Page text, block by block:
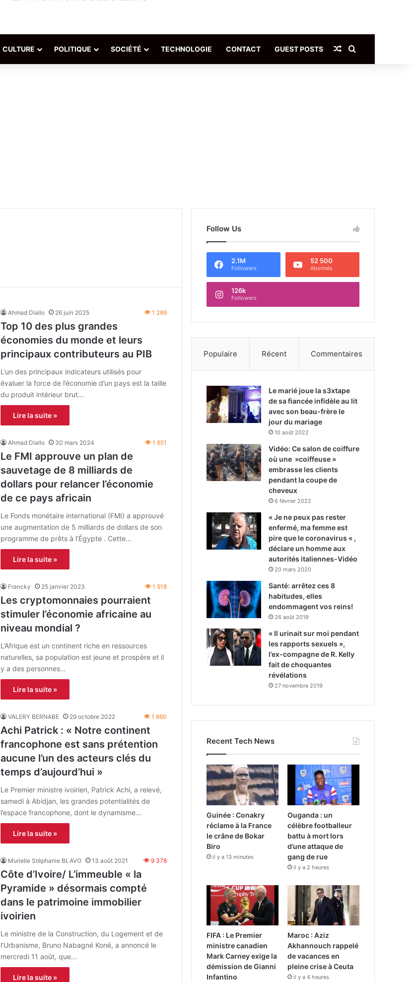
CULTURE POLITIQUE SOCIÉTÉ TECHNOLOGIE CONTACT GUEST POSTS Article Aléatoire
Ahmad Diallo 26 juin 2025 1 289
Top 10 des plus grandes
économies du monde et leurs
principaux contributeurs au PIB
L’un des principaux indicateurs utilisés pour
évaluer la force de l’économie d’un pays est la taille
du produit intérieur brut…
Lire la suite »
Ahmad Diallo 30 mars 2024 1 651
Le FMI approuve un plan de
sauvetage de 8 milliards de
dollars pour relancer l’économie
de ce pays africain
Le Fonds monétaire international (FMI) a approuvé
une augmentation de 5 milliards de dollars de son
programme de prêts à l’Égypte . Cette…
Lire la suite »
Francky 25 janvier 2023 1 918
Les cryptomonnaies pourraient
stimuler l’économie africaine au
niveau mondial ?
L’Afrique est un continent riche en ressources
naturelles, sa population est jeune et prospère et il
y a des personnes…
Lire la suite »
VALERY BERNABE 29 octobre 2022 1 660
Achi Patrick : « Notre continent
francophone est sans prétention
aucune l’un des acteurs clés du
temps d’aujourd’hui »
Le Premier ministre ivoirien, Patrick Achi, a relevé,
samedi à Abidjan, les grandes potentialités de
l’espace francophone, dont le dynamisme…
Lire la suite »
Murielle Stéphanie BLAVO 13 août 2021 9 378
Côte d’Ivoire/ L’immeuble « la
Pyramide » désormais compté
dans le patrimoine immobilier
ivoirien
Le ministre de la Construction, du Logement et de
l’Urbanisme, Bruno Nabagné Koné, a annoncé le
mercredi 11 août, que…
Lire la suite »
Follow Us
2.1M
Followers
52 500
Abonnés
126k
Followers
Populaire Récent Commentaires
Le marié joue la s3xtape
de sa fiancée infidèle au lit
avec son beau-frère le
jour du mariage
10 août 2022
Vidéo: Ce salon de coiffure
où une »coiffeuse »
embrasse les clients
pendant la coupe de
cheveux
6 février 2022
« Je ne peux pas rester
enfermé, ma femme est
pire que le coronavirus « ,
déclare un homme aux
autorités italiennes-Vidéo
20 mars 2020
Santé: arrêtez ces 8
habitudes, elles
endommagent vos reins!
26 août 2019
« Il urinait sur moi pendant
les rapports sexuels »,
l’ex-compagne de R. Kelly
fait de choquantes
révélations
27 novembre 2019
Recent Tech News
Guinée : Conakry
réclame à la France
le crâne de Bokar
Biro
il y a 13 minutes
Ouganda : un
célèbre footballeur
battu à mort lors
d’une attaque de
gang de rue
il y a 2 heures
FIFA : Le Premier
ministre canadien
Mark Carney exige la
démission de Gianni
Infantino
Maroc : Aziz
Akhannouch rappelé
de vacances en
pleine crise à Ceuta
il y a 4 heures